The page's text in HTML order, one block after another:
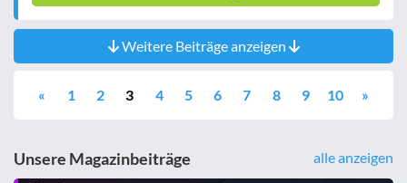
Weitere Beiträge anzeigen
« 1 2 3 4 5 6 7 8 9 10 »
Unsere Magazinbeiträge alle anzeigen